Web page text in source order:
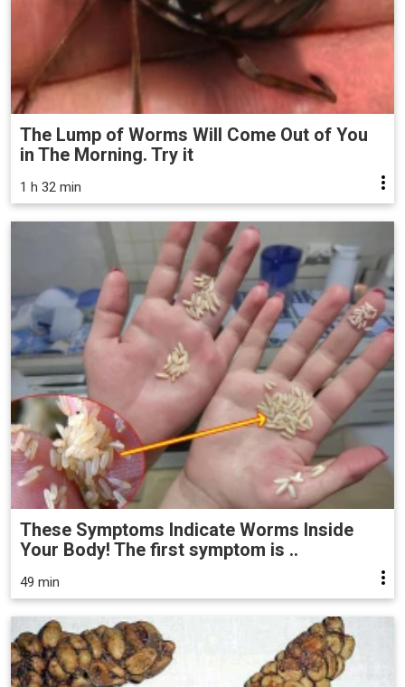
The Lump of Worms Will Come Out of You
in The Morning. Try it
1 h 32 min
These Symptoms Indicate Worms Inside
Your Body! The first symptom is ..
49 min